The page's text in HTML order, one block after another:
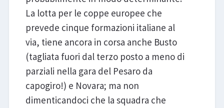
La lotta per le coppe europee che
prevede cinque formazioni italiane al
via, tiene ancora in corsa anche Busto
(tagliata fuori dal terzo posto a meno di
parziali nella gara del Pesaro da
capogiro!) e Novara; ma non
dimenticandoci che la squadra che